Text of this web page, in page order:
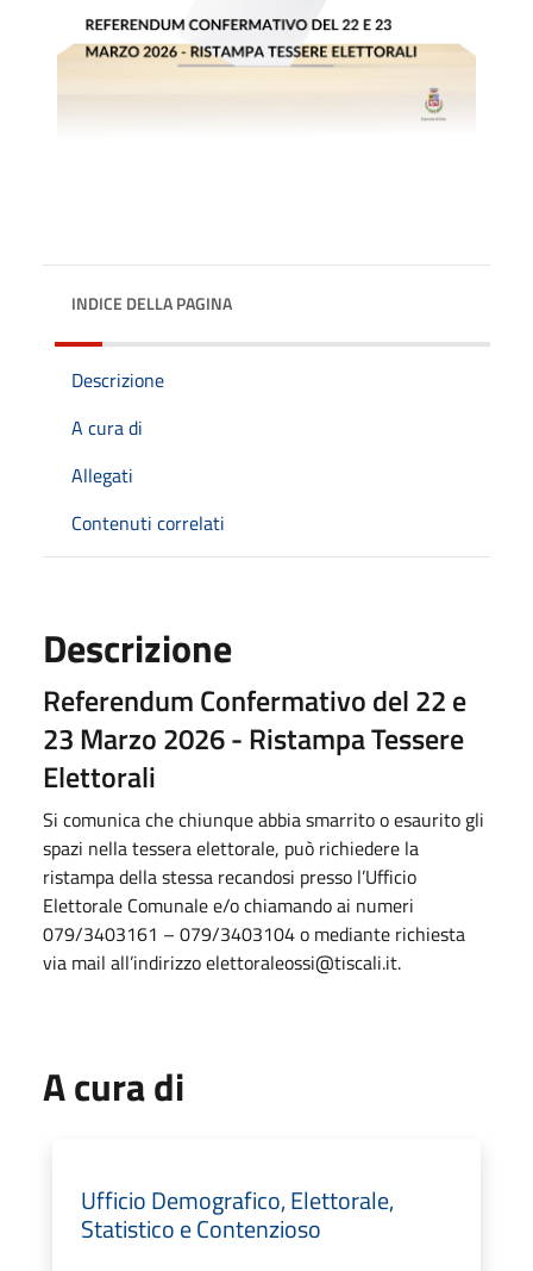
INDICE DELLA PAGINA
Descrizione
A cura di
Allegati
Contenuti correlati
Descrizione
Referendum Confermativo del 22 e
23 Marzo 2026 - Ristampa Tessere
Elettorali
Si comunica che chiunque abbia smarrito o esaurito gli
spazi nella tessera elettorale, può richiedere la
ristampa della stessa recandosi presso l’Ufficio
Elettorale Comunale e/o chiamando ai numeri
079/3403161 – 079/3403104 o mediante richiesta
via mail all’indirizzoelettoraleossi@tiscali.it.
A cura di
Ufficio Demografico, Elettorale,
Statistico e Contenzioso